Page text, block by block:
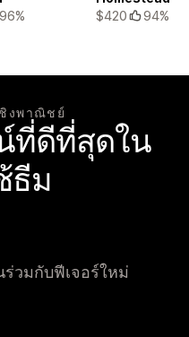
96%
$420
94%
งพาณิชย์
ที่ดีที่สุดใน
ธีม
ร่วมกับฟีเจอร์ใหม่